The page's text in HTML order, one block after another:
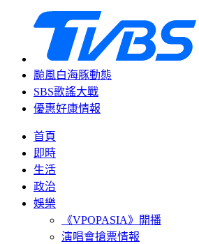
颱風白海豚動態
SBS歌謠大戰
優惠好康情報
首頁
即時
生活
政治
娛樂
《VPOPASIA》開播
演唱會搶票情報